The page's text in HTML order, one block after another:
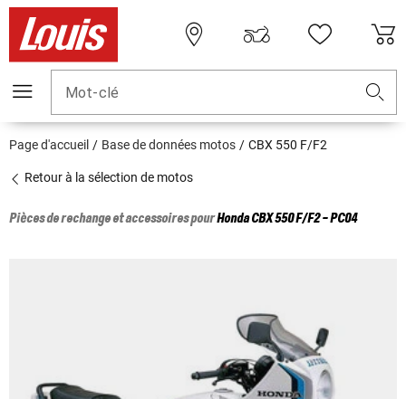
Mot-clé
Page d'accueil Base de données motos CBX 550 F/F2
Retour à la sélection de motos
Pièces de rechange et accessoires pourHondaCBX 550 F/F2 - PC04